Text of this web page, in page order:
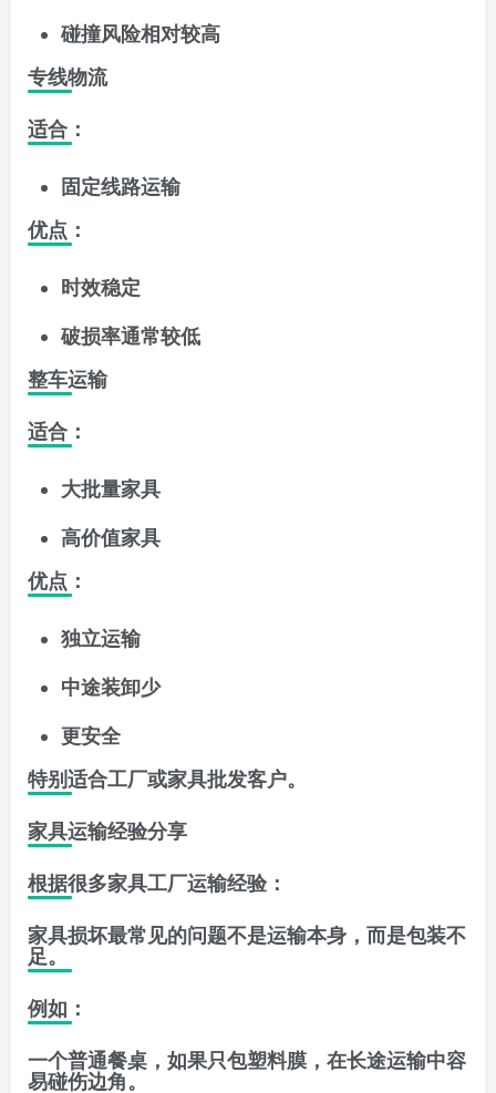
碰撞风险相对较高
专线物流
适合：
固定线路运输
优点：
时效稳定
破损率通常较低
整车运输
适合：
大批量家具
高价值家具
优点：
独立运输
中途装卸少
更安全
特别适合工厂或家具批发客户。
家具运输经验分享
根据很多家具工厂运输经验：
家具损坏最常见的问题不是运输本身，而是包装不
足。
例如：
一个普通餐桌，如果只包塑料膜，在长途运输中容
易碰伤边角。